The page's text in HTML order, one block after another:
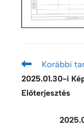
Korábbi
2025.01.30-i
Előterjesztés